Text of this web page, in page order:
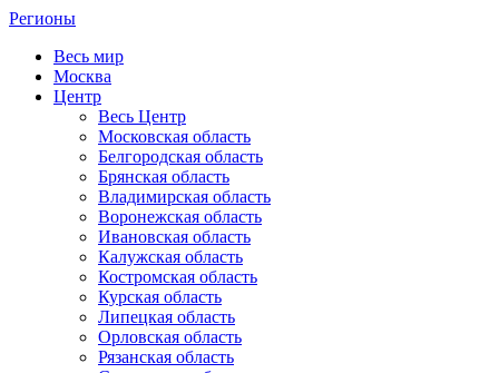
Регионы
Весь мир
Москва
Центр
Весь Центр
Московская область
Белгородская область
Брянская область
Владимирская область
Воронежская область
Ивановская область
Калужская область
Костромская область
Курская область
Липецкая область
Орловская область
Рязанская область